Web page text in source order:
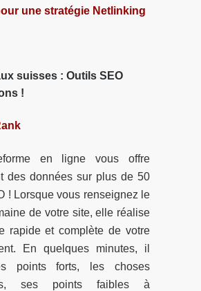
une stratégie Netlinking
suisses : Outils SEO
!
en ligne vous offre
des données sur plus de 50
! Lorsque vous renseignez le
de votre site, elle réalise
rapide et complète de votre
En quelques minutes, il
points forts, les choses
ses points faibles à